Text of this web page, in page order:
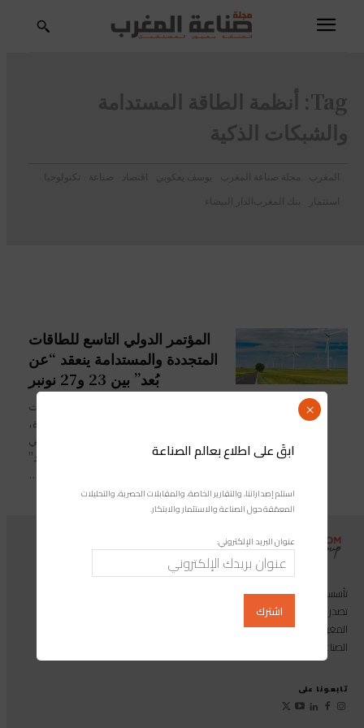
Tag:
أنظمة الطاقة المستدامة
والشبكات الذكية
المغرب مجلة صناعة المغرب يوسف يعكوبي اقتصاد صناعة
تكنولوجيا
استثمار
بنك المغرب الدار البيضاء
المؤتمر الدولي التاسع للطاقات
المتجددة والمستدامة ينعقد “عن
بُعد” بين 23 و27 نونبر
بمشاركة خبراء دوليين سيَعرضون أحدث
التقنيات في مجال الطاقات المتجددة،
سَتنعقد الدورة التاسعة للمؤتمر الدولي
للطاقات المتجددة والمستدامة "عن بُعد"
(عبر تقنية المناظرة المرئية)...
تصدر المجلة الرائدة المخصصة للصناعة والاستثمار والابتكار: مجلة «صناعة
المغرب»، بالإضافة إلى أول منصة رقمية موجهة لخدمة المهنيين في القطاع
الصناعي.
تابعونا على
ابقَ على اطلاع بعالم الصناعة
استلم إصداراتنا، والتقارير الخاصة، والمقابلات الحصرية، والتحليلات
المعمّقة حول الصناعة والاستثمار والابتكار.
عنوان البريد الإلكتروني:
×